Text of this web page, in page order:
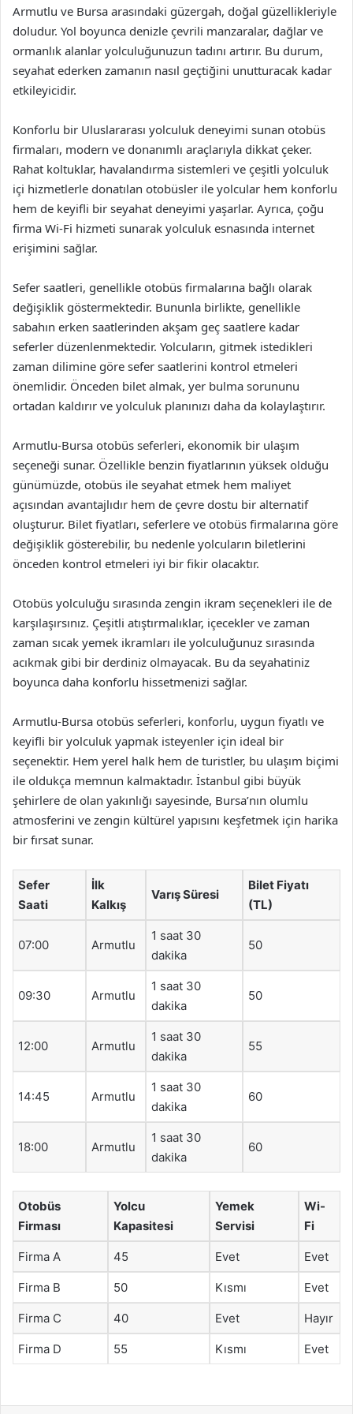
Armutlu ve Bursa arasındaki güzergah, doğal güzellikleriyle
doludur. Yol boyunca denizle çevrili manzaralar, dağlar ve
ormanlık alanlar yolculuğunuzun tadını artırır. Bu durum,
seyahat ederken zamanın nasıl geçtiğini unutturacak kadar
etkileyicidir.
Konforlu bir Uluslararası yolculuk deneyimi sunan otobüs
firmaları, modern ve donanımlı araçlarıyla dikkat çeker.
Rahat koltuklar, havalandırma sistemleri ve çeşitli yolculuk
içi hizmetlerle donatılan otobüsler ile yolcular hem konforlu
hem de keyifli bir seyahat deneyimi yaşarlar. Ayrıca, çoğu
firma Wi-Fi hizmeti sunarak yolculuk esnasında internet
erişimini sağlar.
Sefer saatleri, genellikle otobüs firmalarına bağlı olarak
değişiklik göstermektedir. Bununla birlikte, genellikle
sabahın erken saatlerinden akşam geç saatlere kadar
seferler düzenlenmektedir. Yolcuların, gitmek istedikleri
zaman dilimine göre sefer saatlerini kontrol etmeleri
önemlidir. Önceden bilet almak, yer bulma sorununu
ortadan kaldırır ve yolculuk planınızı daha da kolaylaştırır.
Armutlu-Bursa otobüs seferleri, ekonomik bir ulaşım
seçeneği sunar. Özellikle benzin fiyatlarının yüksek olduğu
günümüzde, otobüs ile seyahat etmek hem maliyet
açısından avantajlıdır hem de çevre dostu bir alternatif
oluşturur. Bilet fiyatları, seferlere ve otobüs firmalarına göre
değişiklik gösterebilir, bu nedenle yolcuların biletlerini
önceden kontrol etmeleri iyi bir fikir olacaktır.
Otobüs yolculuğu sırasında zengin ikram seçenekleri ile de
karşılaşırsınız. Çeşitli atıştırmalıklar, içecekler ve zaman
zaman sıcak yemek ikramları ile yolculuğunuz sırasında
acıkmak gibi bir derdiniz olmayacak. Bu da seyahatiniz
boyunca daha konforlu hissetmenizi sağlar.
Armutlu-Bursa otobüs seferleri, konforlu, uygun fiyatlı ve
keyifli bir yolculuk yapmak isteyenler için ideal bir
seçenektir. Hem yerel halk hem de turistler, bu ulaşım biçimi
ile oldukça memnun kalmaktadır. İstanbul gibi büyük
şehirlere de olan yakınlığı sayesinde, Bursa’nın olumlu
atmosferini ve zengin kültürel yapısını keşfetmek için harika
bir fırsat sunar.
Sefer
Saati
İlk
Kalkış
Varış Süresi
Bilet Fiyatı
(TL)
07:00 Armutlu
1 saat 30
dakika
50
09:30 Armutlu
1 saat 30
dakika
50
12:00 Armutlu
1 saat 30
dakika
55
14:45 Armutlu
1 saat 30
dakika
60
18:00 Armutlu
1 saat 30
dakika
60
Otobüs
Firması
Yolcu
Kapasitesi
Yemek
Servisi
Wi-
Fi
Firma A 45 Evet Evet
Firma B 50 Kısmı Evet
Firma C 40 Evet Hayır
Firma D 55 Kısmı Evet